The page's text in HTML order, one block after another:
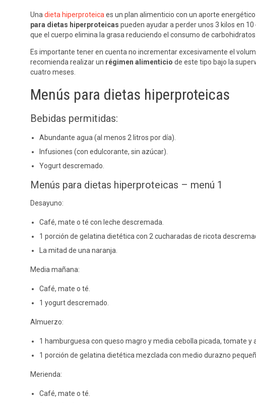
Una dieta hiperproteica es un plan alimenticio con un aporte
para dietas hiperproteicas pueden ayudar a perder unos 3 kilos en
que el cuerpo elimina la grasa reduciendo el consumo de carbohidratos
Es importante tener en cuenta no incrementar excesivamente el
recomienda realizar un régimen alimenticio de este tipo bajo la
cuatro meses.
Menús para dietas hiperproteicas
Bebidas permitidas:
Abundante agua (al menos 2 litros por día).
Infusiones (con edulcorante, sin azúcar).
Yogurt descremado.
Menús para dietas hiperproteicas – menú 1
Desayuno:
Café, mate o té con leche descremada.
1 porción de gelatina dietética con 2 cucharadas de ricota
La mitad de una naranja.
Media mañana:
Café, mate o té.
1 yogurt descremado.
Almuerzo:
1 hamburguesa con queso magro y media cebolla picada, tomate y
1 porción de gelatina dietética mezclada con medio durazno
Merienda:
Café, mate o té.